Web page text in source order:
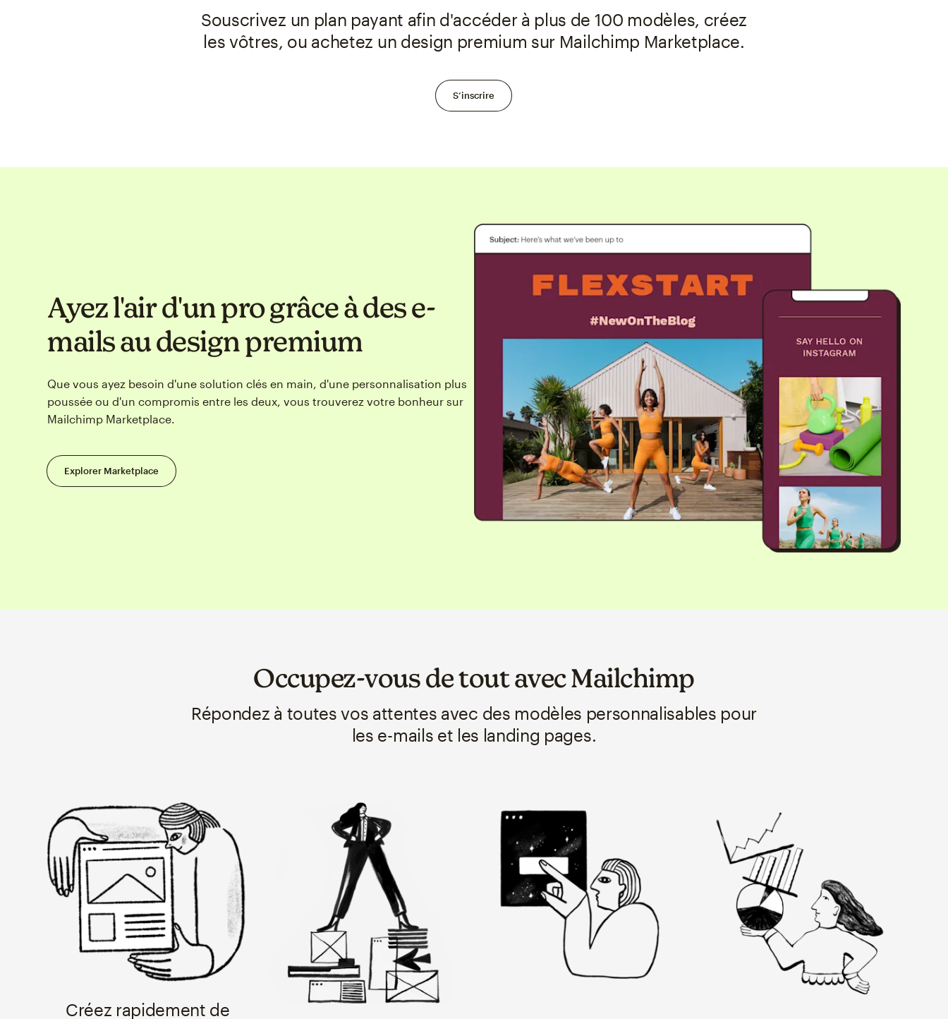
Souscrivez un plan payant afin d'accéder à plus de 100 modèles, créez
les vôtres, ou achetez un design premium sur Mailchimp Marketplace.
S’inscrire
Ayez l'air d'un pro grâce à des e-
mails au design premium
Que vous ayez besoin d'une solution clés en main, d'une personnalisation plus
poussée ou d'un compromis entre les deux, vous trouverez votre bonheur sur
Mailchimp Marketplace.
Explorer Marketplace
Occupez-vous de tout avec Mailchimp
Répondez à toutes vos attentes avec des modèles personnalisables pour
les e-mails et les landing pages.
Créez rapidement de